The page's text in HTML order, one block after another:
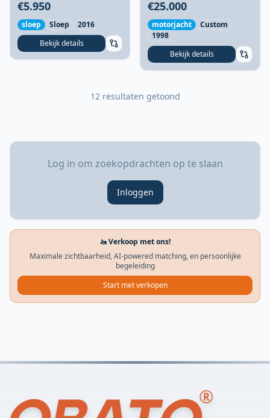
Log in om zoekopdrachten op te slaan
Inloggen
🚤 Verkoop met ons!
Maximale zichtbaarheid, AI-powered matching, en persoonlijke
begeleiding
Start met verkopen
Tohatsu 9.8pk
€5.950
sloep Sloep
2016
Bekijk details
€25.000
motorjacht
Custom
1998
Bekijk details
12 resultaten getoond